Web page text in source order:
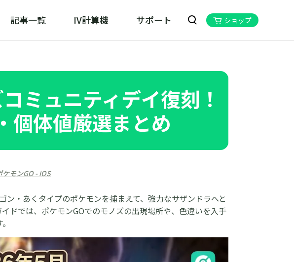
モンハンNOW位置情報変更ツール
記事一覧 IV計算機 サポート ショップ
ミュニティデイ復刻！
個体値厳選まとめ
ケモンGO - iOS
・あくタイプのポケモンを捕まえて、強力なサザンドラへと
ドでは、ポケモンGOでのモノズの出現場所や、色違いを入手